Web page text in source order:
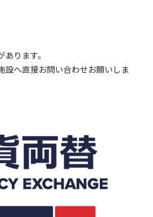
ります。
設へ直接お問い合わせお願いしま